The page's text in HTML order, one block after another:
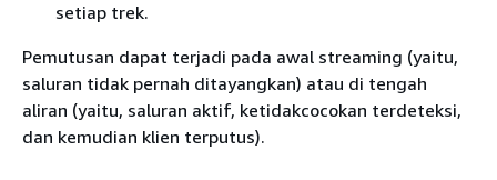
setiap trek.
Pemutusan dapat terjadi pada awal streaming (yaitu,
saluran tidak pernah ditayangkan) atau di tengah
aliran (yaitu, saluran aktif, ketidakcocokan terdeteksi,
dan kemudian klien terputus).